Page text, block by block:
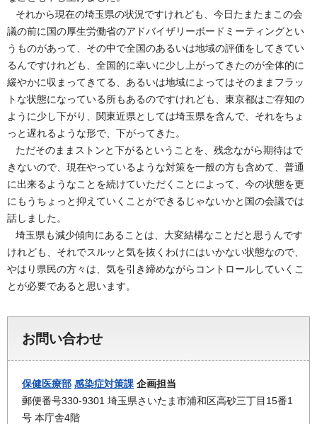
それから現在の埼玉県の状況ですけれども、今日たまたまこの会
議の前に国の厚生労働省のアドバイザリーボードミーティングとい
うものがあって、その中で全国のあるいは地域の評価をしてきてい
るんですけれども、全国的に幸いに少し上がってきたのが全体的に
緩やかに収まってきてる、あるいは地域によってはそのままフラッ
トな状態になっている所もあるのですけれども、東京都はご存知の
ように少し下がり、関東近県としては埼玉県を含んで、それをちょ
っと遅れるような形で、下がってきた。
ただそのままストンと下がるということを、残念ながら期待はで
きないので、現在やっているような対策を一般の方も含めて、普通
に出来るようなことを続けていただくことによって、今の状態を更
にもうちょっと抑えていくことができるじゃないかと国の会議では
話しました。
埼玉県も減少傾向にあることは、大変結構なことだと思うんです
けれども、それでスルッと気を抜くわけにはいかない状態なので、
やはり県民の方々は、気を引き締めながらコントロールしていくこ
とが必要であると思います。
お問い合わせ
保健医療部 感染症対策課 企画担当
郵便番号330-9301 埼玉県さいたま市浦和区高砂三丁目15番1
号 本庁舎4階